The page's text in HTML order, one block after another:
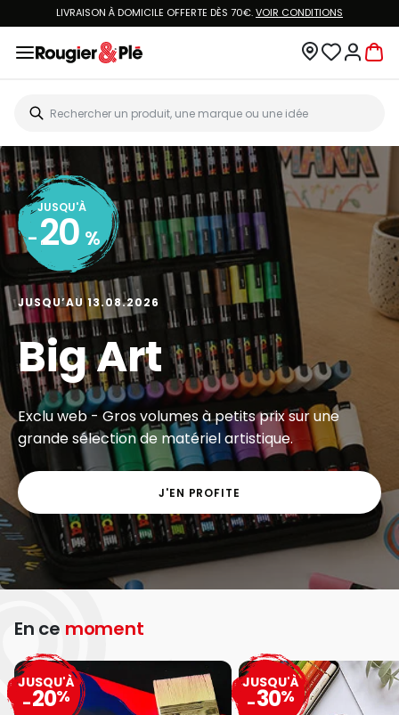
LIVRAISON À DOMICILE OFFERTE DÈS 70€.VOIR CONDITIONS
JUSQU'À
- 20 %
JUSQU’AU 13.08.2026
Big Art
Exclu web - Gros volumes à petits prix sur une
grande sélection de matériel artistique.
J'EN PROFITE
En ce moment
JUSQU'À
-20%
JUSQU'À
-30%